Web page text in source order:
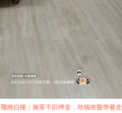
雅緻白橡｜搬家不扣押金，地板完整帶著走